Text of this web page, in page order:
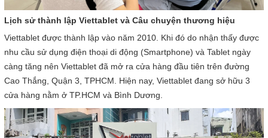
Lịch sử thành lập Viettablet và Câu chuyện thương hiệu
Viettablet được thành lập vào năm 2010. Khi đó do nhận thấy được
nhu cầu sử dụng điện thoại di động (Smartphone) và Tablet ngày
càng tăng nên Viettablet đã mở ra cửa hàng đầu tiên trên đường
Cao Thắng, Quận 3, TPHCM. Hiện nay, Viettablet đang sở hữu 3
cửa hàng nằm ở TP.HCM và Bình Dương.